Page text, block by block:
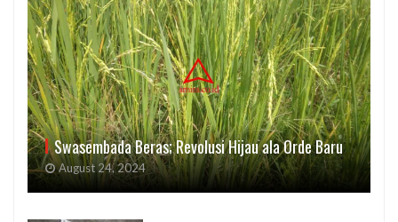
Swasembada Beras; Revolusi Hijau ala Orde Baru
August 24, 2024